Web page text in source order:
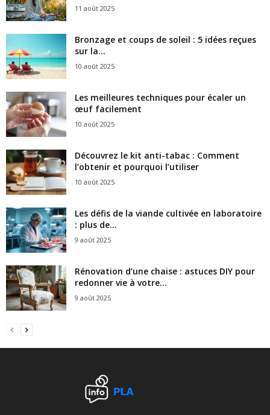
11 août 2025
Bronzage et coups de soleil : 5 idées reçues
sur la...
10 août 2025
Les meilleures techniques pour écaler un
œuf facilement
10 août 2025
Découvrez le kit anti-tabac : Comment
l’obtenir et pourquoi l’utiliser
10 août 2025
Les défis de la viande cultivée en laboratoire
: plus de...
9 août 2025
Rénovation d’une chaise : astuces DIY pour
redonner vie à votre...
9 août 2025